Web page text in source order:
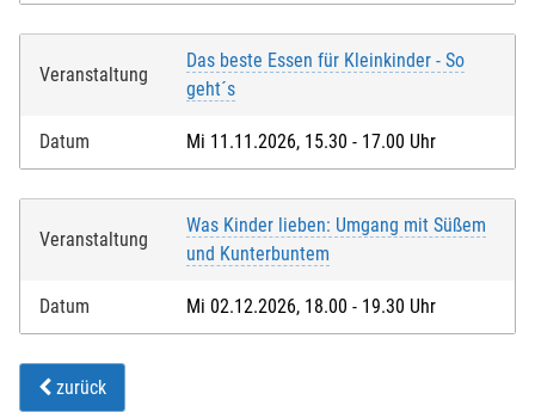
Veranstaltung
Das beste Essen für Kleinkinder - So
geht´s
Datum Mi 11.11.2026, 15.30 - 17.00 Uhr
Veranstaltung
Was Kinder lieben: Umgang mit Süßem
und Kunterbuntem
Datum Mi 02.12.2026, 18.00 - 19.30 Uhr
zurück